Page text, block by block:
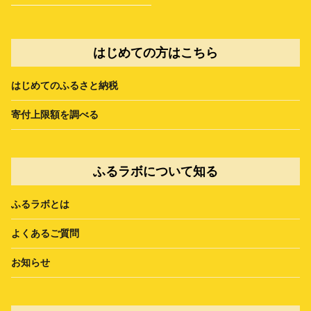
はじめての方はこちら
はじめてのふるさと納税
寄付上限額を調べる
ふるラボについて知る
ふるラボとは
よくあるご質問
お知らせ